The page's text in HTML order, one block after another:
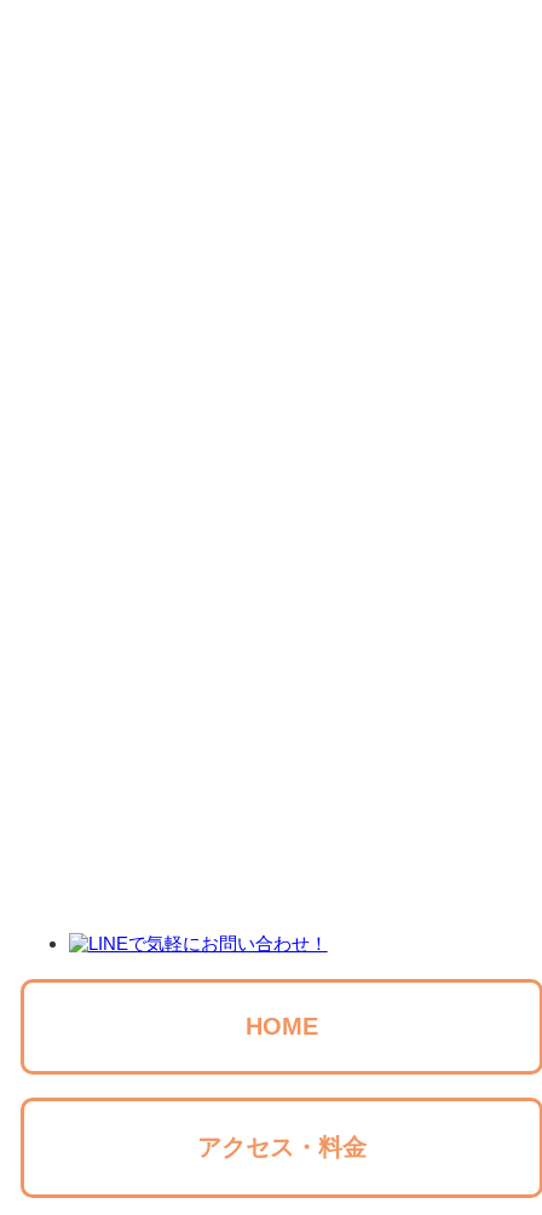
HOME
アクセス・料金